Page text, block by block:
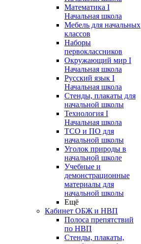
Математика I
Начальная школа
Мебель для начальных
классов
Наборы
первоклассников
Окружающий мир I
Начальная школа
Русский язык I
Начальная школа
Стенды, плакаты для
начальной школы
Технология I
Начальная школа
ТСО и ПО для
начальной школы
Уголок природы в
начальной школе
Учебные и
демонстрационные
материалы для
начальной школы
Ещё
Кабинет ОБЖ и НВП
Полоса препятствий
по НВП
Стенды, плакаты,